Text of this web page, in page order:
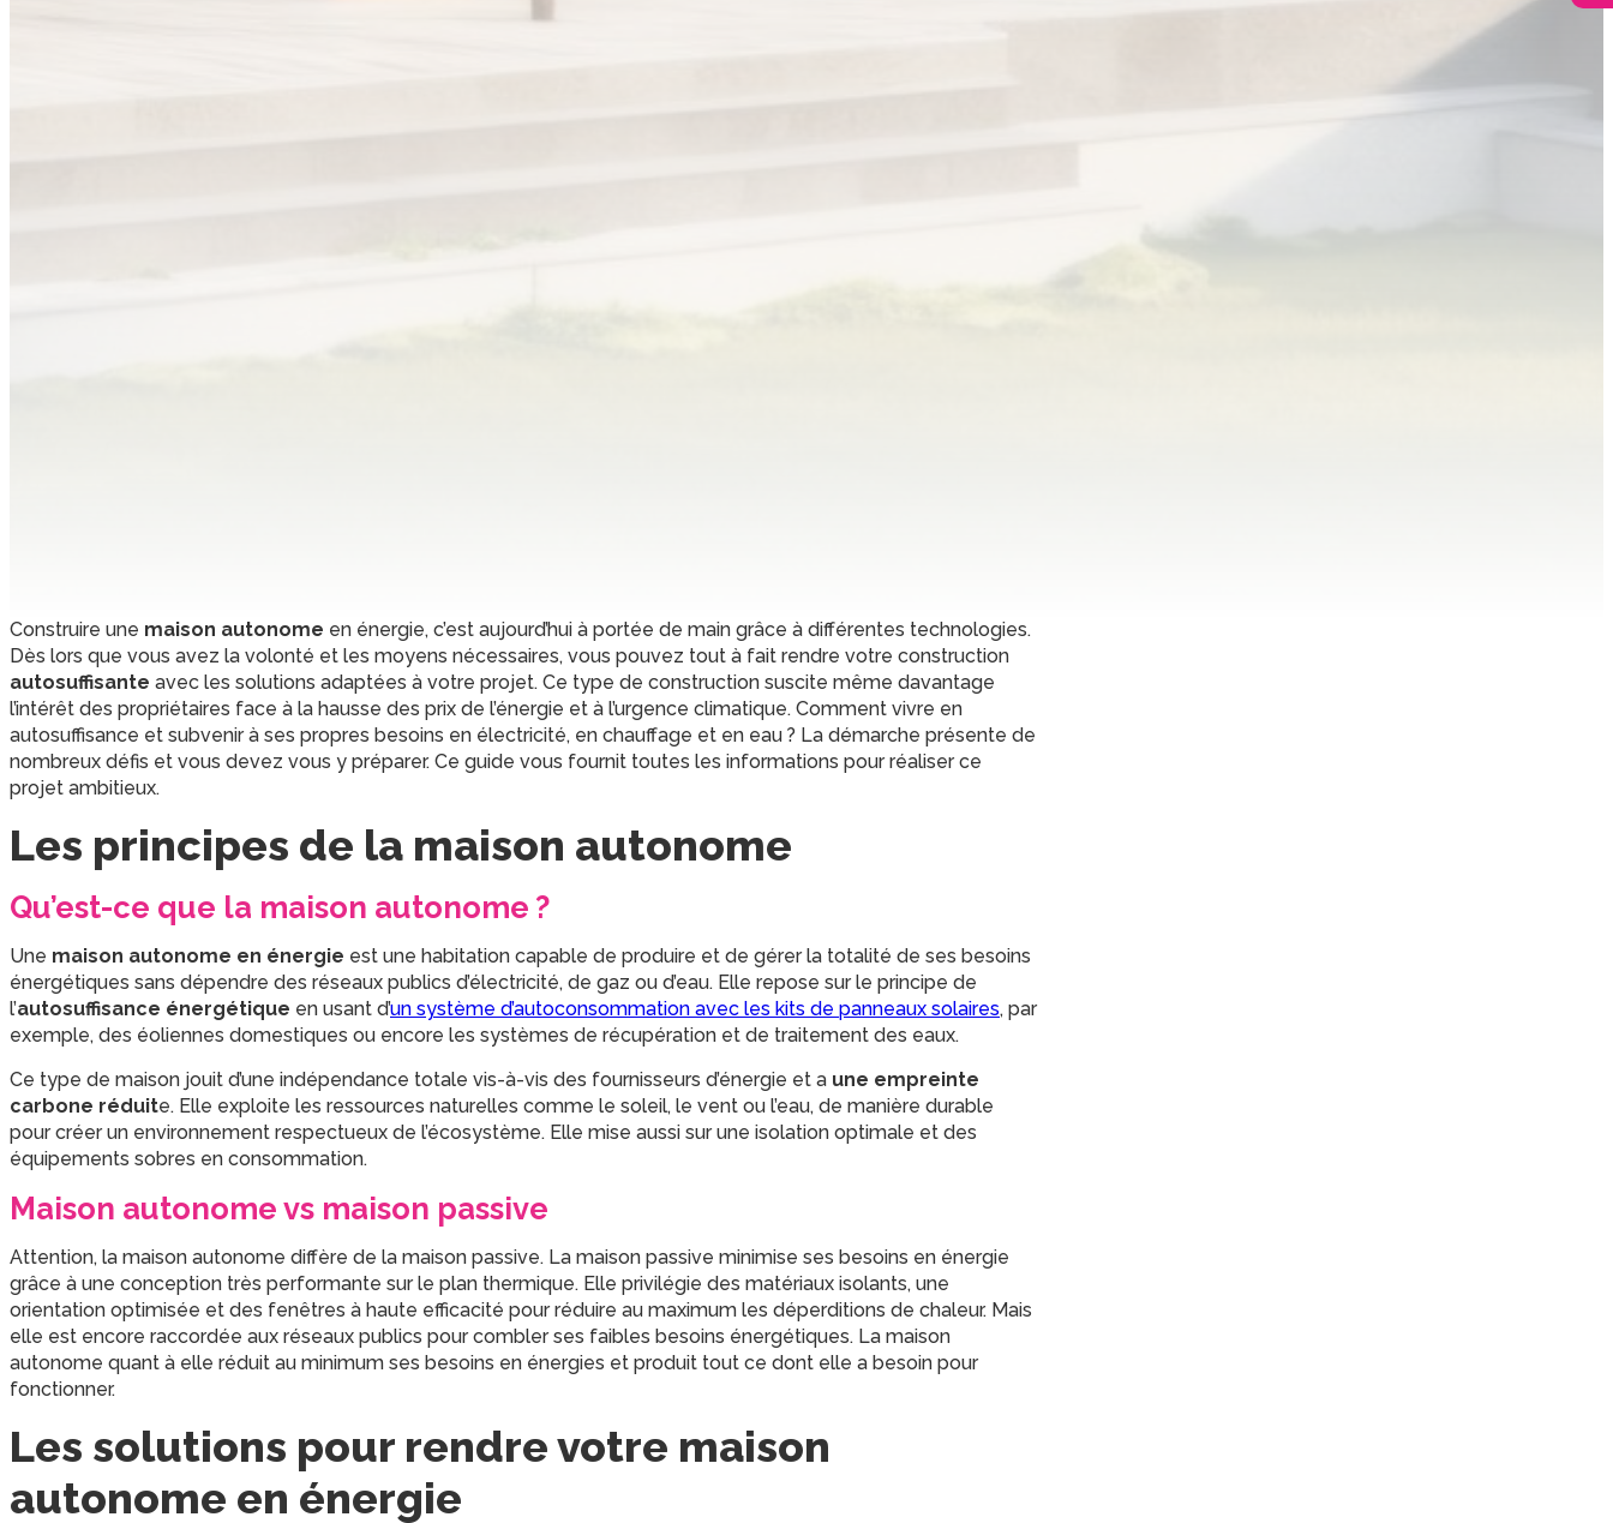
Construire une maison autonome en énergie, c’est aujourd’hui à portée de main grâce à différentes technologies.
Dès lors que vous avez la volonté et les moyens nécessaires, vous pouvez tout à fait rendre votre construction
autosuffisante avec les solutions adaptées à votre projet. Ce type de construction suscite même davantage
l’intérêt des propriétaires face à la hausse des prix de l’énergie et à l’urgence climatique. Comment vivre en
autosuffisance et subvenir à ses propres besoins en électricité, en chauffage et en eau ? La démarche présente de
nombreux défis et vous devez vous y préparer. Ce guide vous fournit toutes les informations pour réaliser ce
projet ambitieux.
Les principes de la maison autonome
Qu’est-ce que la maison autonome ?
Une maison autonome en énergie est une habitation capable de produire et de gérer la totalité de ses besoins
énergétiques sans dépendre des réseaux publics d’électricité, de gaz ou d’eau. Elle repose sur le principe de
l’autosuffisance énergétique en usant d’un système d’autoconsommation avec les kits de panneaux solaires, par
exemple, des éoliennes domestiques ou encore les systèmes de récupération et de traitement des eaux.
Ce type de maison jouit d’une indépendance totale vis-à-vis des fournisseurs d’énergie et a une empreinte
carbone réduite. Elle exploite les ressources naturelles comme le soleil, le vent ou l’eau, de manière durable
pour créer un environnement respectueux de l’écosystème. Elle mise aussi sur une isolation optimale et des
équipements sobres en consommation.
Maison autonome vs maison passive
Attention, la maison autonome diffère de la maison passive. La maison passive minimise ses besoins en énergie
grâce à une conception très performante sur le plan thermique. Elle privilégie des matériaux isolants, une
orientation optimisée et des fenêtres à haute efficacité pour réduire au maximum les déperditions de chaleur. Mais
elle est encore raccordée aux réseaux publics pour combler ses faibles besoins énergétiques. La maison
autonome quant à elle réduit au minimum ses besoins en énergies et produit tout ce dont elle a besoin pour
fonctionner.
Les solutions pour rendre votre maison
autonome en énergie